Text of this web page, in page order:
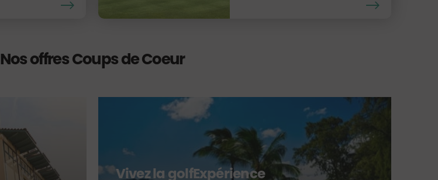
Nos offres Coups de Coeur
Vivez la golfExpérience